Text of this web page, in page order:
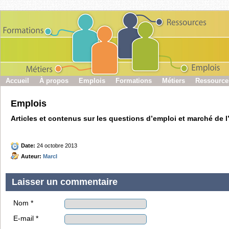
Accueil À propos Emplois Formations Métiers
Emplois
Articles et contenus sur les questions d’emploi et marché de
Date: 24 octobre 2013
Auteur: MarcI
Laisser un commentaire
Nom *
E-mail *